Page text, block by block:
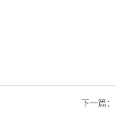
下一篇 ：